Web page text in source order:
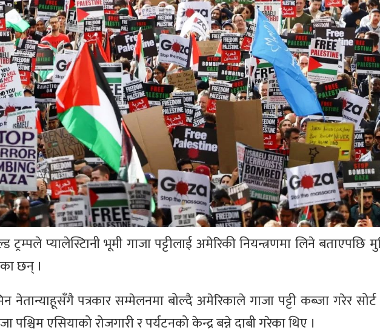
ट्रम्पले प्यालेस्टिानी भूमी गाजा पट्टीलाई अमेरिकी नियन्त्रणमा लिने बताएपछि
छन् ।
नेतान्याहूसँगै पत्रकार सम्मेलनमा बोल्दै अमेरिकाले गाजा पट्टी कब्जा गरेर
पश्चिम एसियाको रोजगारी र पर्यटनको केन्द्र बन्ने दाबी गरेका थिए ।